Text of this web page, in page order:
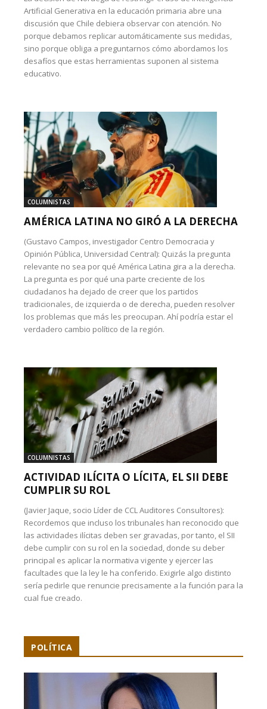
Artificial Generativa en la educación primaria abre una
discusión que Chile debiera observar con atención. No
porque debamos replicar automáticamente sus medidas,
sino porque obliga a preguntarnos cómo abordamos los
desafíos que estas herramientas suponen al sistema
educativo.
COLUMNISTAS
AMÉRICA LATINA NO GIRÓ A LA DERECHA
(Gustavo Campos, investigador Centro Democracia y
Opinión Pública, Universidad Central): Quizás la pregunta
relevante no sea por qué América Latina gira a la derecha.
La pregunta es por qué una parte creciente de los
ciudadanos ha dejado de creer que los partidos
tradicionales, de izquierda o de derecha, pueden resolver
los problemas que más les preocupan. Ahí podría estar el
verdadero cambio político de la región.
COLUMNISTAS
ACTIVIDAD ILÍCITA O LÍCITA, EL SII DEBE
CUMPLIR SU ROL
(Javier Jaque, socio Líder de CCL Auditores Consultores):
Recordemos que incluso los tribunales han reconocido que
las actividades ilícitas deben ser gravadas, por tanto, el SII
debe cumplir con su rol en la sociedad, donde su deber
principal es aplicar la normativa vigente y ejercer las
facultades que la ley le ha conferido. Exigirle algo distinto
sería pedirle que renuncie precisamente a la función para la
cual fue creado.
POLÍTICA